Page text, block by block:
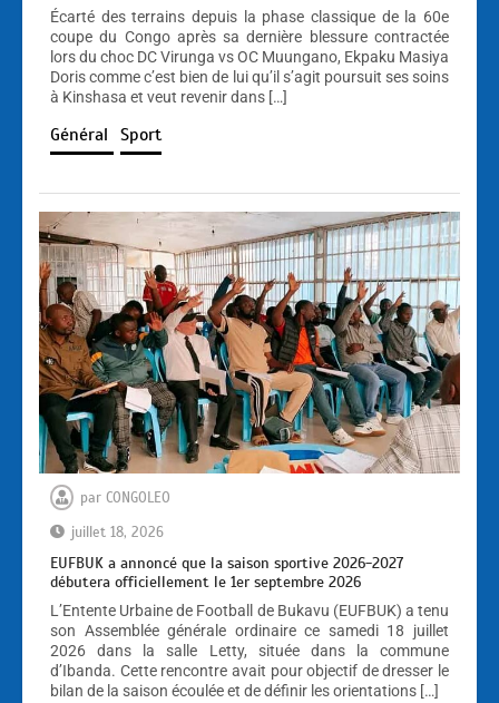
Écarté des terrains depuis la phase classique de la 60e
coupe du Congo après sa dernière blessure contractée
lors du choc DC Virunga vs OC Muungano, Ekpaku Masiya
Doris comme c’est bien de lui qu’il s’agit poursuit ses soins
à Kinshasa et veut revenir dans […]
Général Sport
par CONGOLEO
juillet 18, 2026
EUFBUK a annoncé que la saison sportive 2026-2027
débutera officiellement le 1er septembre 2026
L’Entente Urbaine de Football de Bukavu (EUFBUK) a tenu
son Assemblée générale ordinaire ce samedi 18 juillet
2026 dans la salle Letty, située dans la commune
d’Ibanda. Cette rencontre avait pour objectif de dresser le
bilan de la saison écoulée et de définir les orientations […]